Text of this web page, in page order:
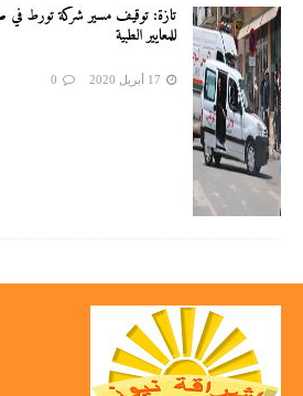
تازة: توقيف مسير شركة تورط في
للمعايير الطبية
17 أبريل 2020 0